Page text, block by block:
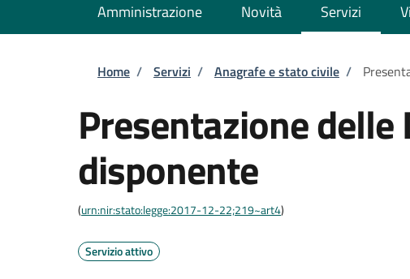
Amministrazione Novità Servizi
Briciole di pane
Home / Servizi / Anagrafe e stato civile /
Presentazione delle
disponente
(urn:nir:stato:legge:2017-12-22;219~art4)
Servizio attivo